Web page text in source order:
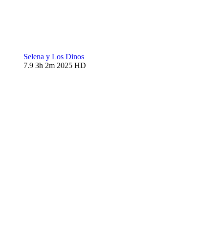
Selena y Los Dinos
7.9 3h 2m 2025 HD